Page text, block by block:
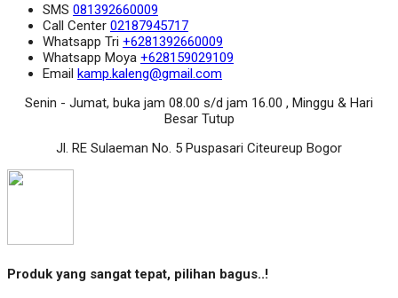
SMS 081392660009
Call Center 02187945717
Whatsapp Tri +6281392660009
Whatsapp Moya +628159029109
Email kamp.kaleng@gmail.com
Senin - Jumat, buka jam 08.00 s/d jam 16.00 , Minggu & Hari
Besar Tutup
Jl. RE Sulaeman No. 5 Puspasari Citeureup Bogor
Produk yang sangat tepat, pilihan bagus..!